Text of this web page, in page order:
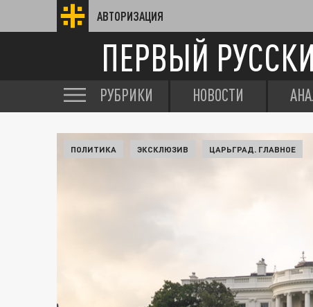
АВТОРИЗАЦИЯ
ПЕРВЫЙ
РУБРИКИ НОВОСТИ
ПОЛИТИКА ЭКСКЛЮЗИВ ЦАРЬГРАД. ГЛАВНОЕ